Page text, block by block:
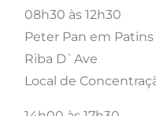
08h30 às 12h30
Peter Pan em Patins
Riba D`Ave
Local de